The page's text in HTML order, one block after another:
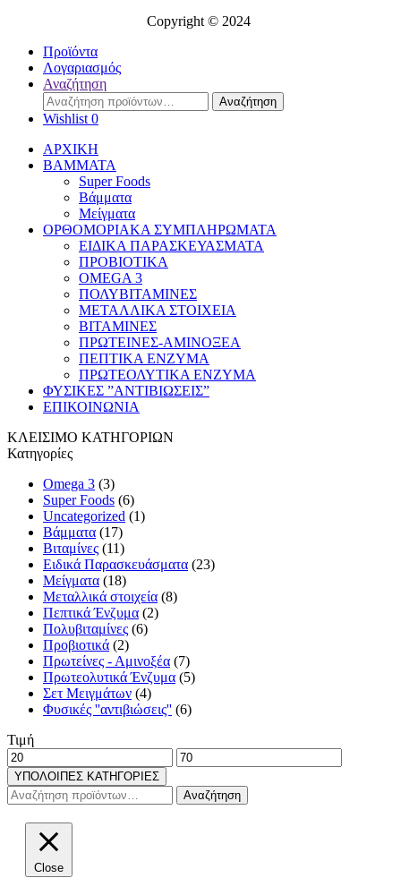
Copyright © 2024
Προϊόντα
Λογαριασμός
Αναζήτηση
Αναζήτηση
για:
Αναζήτηση
Wishlist 0
ΑΡΧΙΚΗ
BAMMATA
Super Foods
Βάμματα
Μείγματα
ΟΡΘΟΜΟΡΙΑΚΑ ΣΥΜΠΛΗΡΩΜΑΤΑ
ΕΙΔΙΚΑ ΠΑΡΑΣΚΕΥΑΣΜΑΤΑ
ΠΡΟΒΙΟΤΙΚΑ
OMEGA 3
ΠΟΛΥΒΙΤΑΜΙΝΕΣ
ΜΕΤΑΛΛΙΚΑ ΣΤΟΙΧΕΙΑ
ΒΙΤΑΜΙΝΕΣ
ΠΡΩΤΕΙΝΕΣ-ΑΜΙΝΟΞΕΑ
ΠΕΠΤΙΚΑ ΕΝΖΥΜΑ
ΠΡΩΤΕΟΛΥΤΙΚΑ ΕΝΖΥΜΑ
ΦΥΣΙΚΕΣ ”ΑΝΤΙΒΙΩΣΕΙΣ”
ΕΠΙΚΟΙΝΩΝΙΑ
ΚΛΕΙΣΙΜΟ ΚΑΤΗΓΟΡΙΩΝ
Κατηγορίες
Omega 3 (3)
Super Foods (6)
Uncategorized (1)
Βάμματα (17)
Βιταμίνες (11)
Ειδικά Παρασκευάσματα (23)
Μείγματα (18)
Μεταλλικά στοιχεία (8)
Πεπτικά Ένζυμα (2)
Πολυβιταμίνες (6)
Προβιοτικά (2)
Πρωτείνες - Αμινοξέα (7)
Πρωτεολυτικά Ένζυμα (5)
Σετ Μειγμάτων (4)
Φυσικές ''αντιβιώσεις'' (6)
Τιμή
Ελάχιστη
τιμή
Μέγιστη
τιμή
ΥΠΟΛΟΙΠΕΣ ΚΑΤΗΓΟΡΙΕΣ
Αναζήτηση
για:
Αναζήτηση
Close